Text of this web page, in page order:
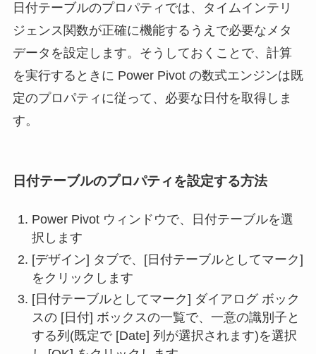
日付テーブルのプロパティでは、タイムインテリ
ジェンス関数が正確に機能するうえで必要なメタ
データを設定します。そうしておくことで、計算
を実行するときに Power Pivot の数式エンジンは既
定のプロパティに従って、必要な日付を取得しま
す。
日付テーブルのプロパティを設定する方法
Power Pivot ウィンドウで、日付テーブルを選
択します
[デザイン] タブで、[日付テーブルとしてマーク]
をクリックします
[日付テーブルとしてマーク] ダイアログ ボック
スの [日付] ボックスの一覧で、一意の識別子と
する列(既定で [Date] 列が選択されます)を選択